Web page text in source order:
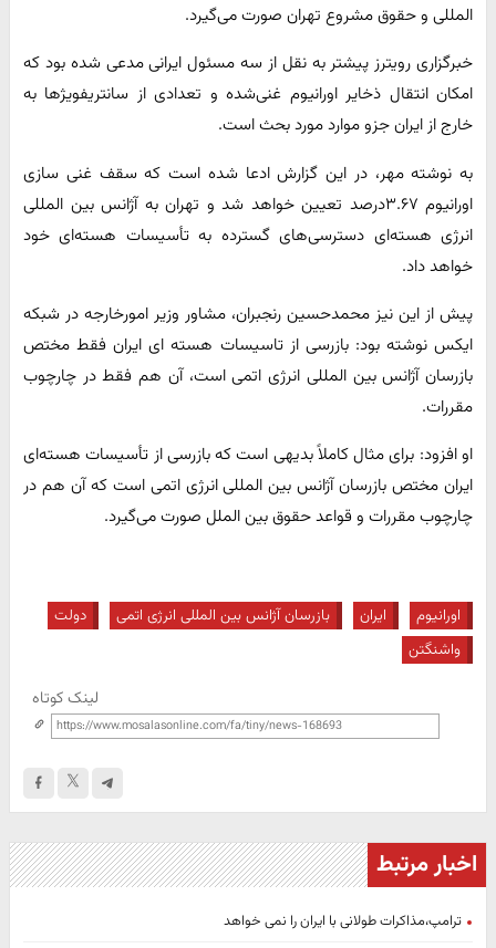
المللی و حقوق مشروع تهران صورت می‌گیرد.
خبرگزاری رویترز پیشتر به نقل از سه مسئول ایرانی مدعی شده بود که
امکان انتقال ذخایر اورانیوم غنی‌شده و تعدادی از سانتریفویژها به
خارج از ایران جزو موارد مورد بحث است.
به نوشته مهر، در این گزارش ادعا شده است که سقف غنی سازی
اورانیوم ۳.۶۷درصد تعیین خواهد شد و تهران به آژانس بین المللی
انرژی هسته‌ای دسترسی‌های گسترده به تأسیسات هسته‌ای خود
خواهد داد.
پیش از این نیز محمدحسین رنجبران، مشاور وزیر امورخارجه در شبکه
ایکس نوشته بود: بازرسی از تاسیسات هسته ای ایران فقط مختص
بازرسان آژانس بین المللی انرژی اتمی است، آن هم فقط در چارچوب
مقررات.
او افزود: برای مثال کاملاً بدیهی است که بازرسی از تأسیسات هسته‌ای
ایران مختص بازرسان آژانس بین المللی انرژی اتمی است که آن هم در
چارچوب مقررات و قواعد حقوق بین الملل صورت می‌گیرد.
اورانیوم ایران بازرسان آژانس بین المللی انرژی اتمی
دولت
واشنگتن
لینک کوتاه
اخبار مرتبط
ترامپ،مذاکرات طولانی با ایران را نمی خواهد